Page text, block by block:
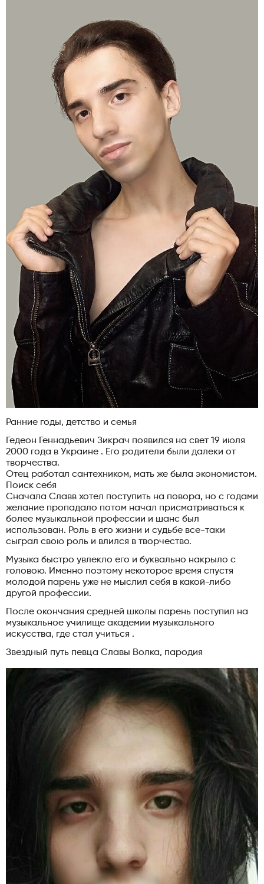
Ранние годы, детство и семья
Гедеон Геннадьевич Зикрач появился на свет 19 июля
2000 года в Украине . Его родители были далеки от
творчества.
Отец работал сантехником, мать же была экономистом.
Поиск себя
Сначала Славв хотел поступить на повора, но с годами
желание пропадало потом начал присматриваться к
более музыкальной профессии и шанс был
использован. Роль в его жизни и судьбе все-таки
сыграл свою роль и влился в творчество.
Музыка быстро увлекло его и буквально накрыло с
головою. Именно поэтому некоторое время спустя
молодой парень уже не мыслил себя в какой-либо
другой профессии.
После окончания средней школы парень поступил на
музыкальное училище академии музыкального
искусства, где стал учиться .
Звездный путь певца Славы Волка, пародия